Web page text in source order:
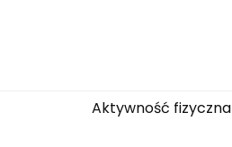
Aktywność fizyczna